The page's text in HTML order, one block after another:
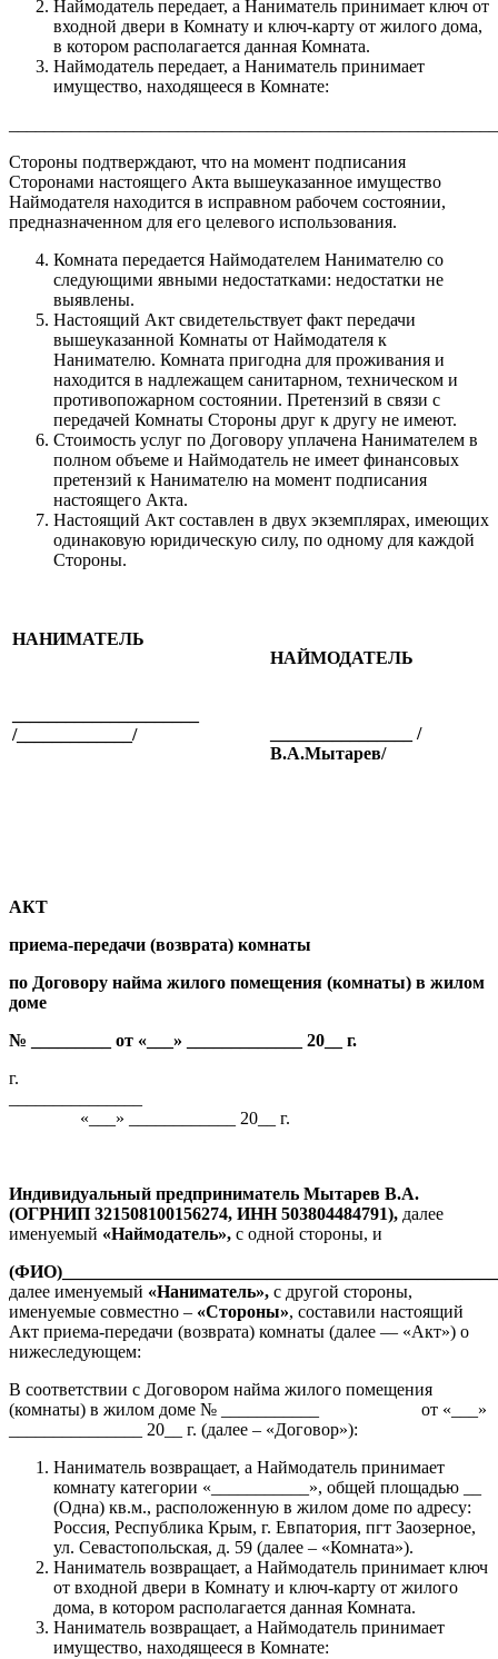
Наймодатель передает, а Наниматель принимает ключ от
входной двери в Комнату и ключ-карту от жилого дома,
в котором располагается данная Комната.
Наймодатель передает, а Наниматель принимает
имущество, находящееся в Комнате:
Стороны подтверждают, что на момент подписания
Сторонами настоящего Акта вышеуказанное имущество
Наймодателя находится в исправном рабочем состоянии,
предназначенном для его целевого использования.
Комната передается Наймодателем Нанимателю со
следующими явными недостатками: недостатки не
выявлены.
Настоящий Акт свидетельствует факт передачи
вышеуказанной Комнаты от Наймодателя к
Нанимателю. Комната пригодна для проживания и
находится в надлежащем санитарном, техническом и
противопожарном состоянии. Претензий в связи с
передачей Комнаты Стороны друг к другу не имеют.
Стоимость услуг по Договору уплачена Нанимателем в
полном объеме и Наймодатель не имеет финансовых
претензий к Нанимателю на момент подписания
настоящего Акта.
Настоящий Акт составлен в двух экземплярах, имеющих
одинаковую юридическую силу, по одному для каждой
Стороны.
НАНИМАТЕЛЬ
/_____________/
НАЙМОДАТЕЛЬ
________________ /
В.А.Мытарев/
АКТ
приема-передачи (возврата) комнаты
по Договору найма жилого помещения (комнаты) в жилом
доме
№ _________ от «___» _____________ 20__ г.
г.
«___» ____________ 20__ г.
Индивидуальный предприниматель Мытарев В.А.
(ОГРНИП 321508100156274, ИНН 503804484791), далее
именуемый «Наймодатель», с одной стороны, и
далее именуемый «Наниматель», с другой стороны,
именуемые совместно – «Стороны», составили настоящий
Акт приема-передачи (возврата) комнаты (далее — «Акт») о
нижеследующем:
В соответствии с Договором найма жилого помещения
(комнаты) в жилом доме № ___________ от «___»
_______________ 20__ г. (далее – «Договор»):
Наниматель возвращает, а Наймодатель принимает
комнату категории «___________», общей площадью __
(Одна) кв.м., расположенную в жилом доме по адресу:
Россия, Республика Крым, г. Евпатория, пгт Заозерное,
ул. Севастопольская, д. 59 (далее – «Комната»).
Наниматель возвращает, а Наймодатель принимает ключ
от входной двери в Комнату и ключ-карту от жилого
дома, в котором располагается данная Комната.
Наниматель возвращает, а Наймодатель принимает
имущество, находящееся в Комнате: